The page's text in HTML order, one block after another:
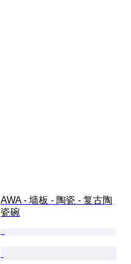
AWA - 墙板 - 陶瓷 - 复古陶
瓷碗